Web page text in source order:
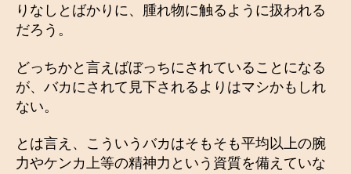
りなしとばかりに、腫れ物に触るように扱われる
だろう。
どっちかと言えばぼっちにされていることになる
が、バカにされて見下されるよりはマシかもしれ
ない。
とは言え、こういうバカはそもそも平均以上の腕
力やケンカ上等の精神力という資質を備えていな